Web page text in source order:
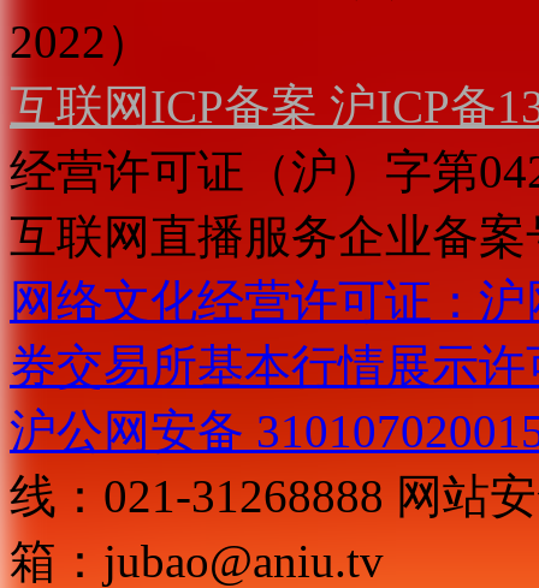
2022）
互联网ICP备案 沪ICP备
经营许可证（沪）字第
互联网直播服务企业备案
网络文化经营许可证：
券交易所基本行情展示许
沪公网安备
线：021-31268888 网站
箱： jubao@aniu.tv